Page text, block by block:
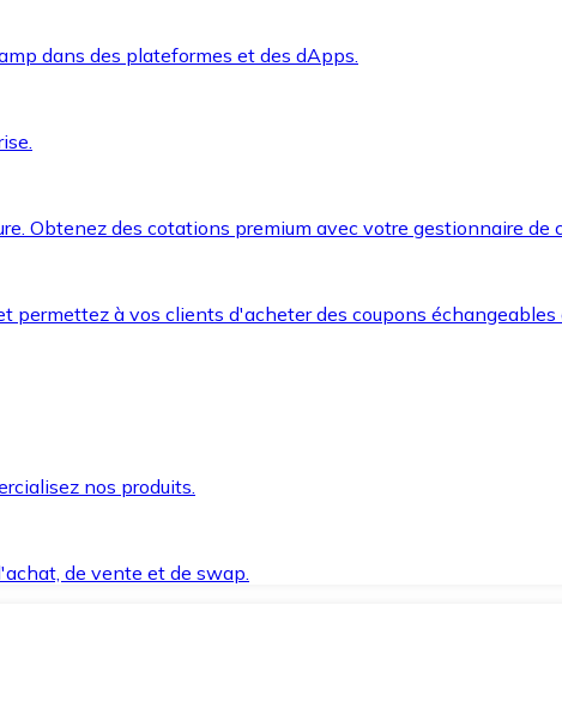
dans des plateformes et des dApps.
Obtenez des cotations premium avec votre gestionnaire de
permettez à vos clients d'acheter des coupons
nos produits.
de vente et de swap.